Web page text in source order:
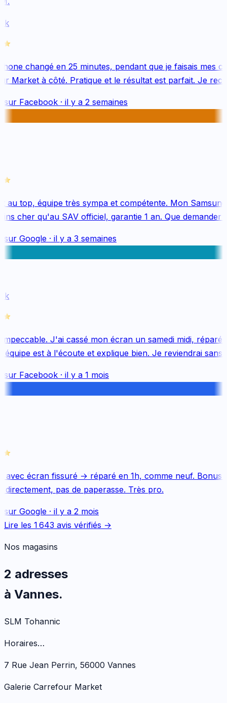
changé en 25 minutes, pendant que je faisais mes
Market à côté. Pratique et le résultat est parfait. Je
Facebook· il y a 2 semaines
top, équipe très sympa et compétente. Mon Samsung
cher qu'au SAV officiel, garantie 1 an. Que demander
Google· il y a 3 semaines
J'ai cassé mon écran un samedi midi, réparé
est à l'écoute et explique bien. Je reviendrai sans
Facebook· il y a 1 mois
écran fissuré → réparé en 1h, comme neuf. Bonus
pas de paperasse. Très pro.
Google· il y a 2 mois
Lire les 1 643 avis vérifiés →
Nos magasins
2 adresses
à Vannes.
SLM Tohannic
Horaires…
7 Rue Jean Perrin, 56000 Vannes
Galerie Carrefour Market